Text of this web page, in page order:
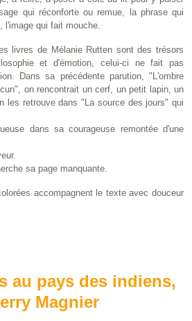
qui réconforte ou remue, la phrase qui
l'image qui fait mouche.
livres de Mélanie Rutten sont des trésors
et d'émotion, celui-ci ne fait pas
Dans sa précédente parution, "L'ombre
on rencontrait un cerf, un petit lapin, un
les retrouve dans "La source des jours" qui
dans sa courageuse remontée d'une
sa page manquante.
accompagnent le texte avec douceur
au pays des indiens,
Magnier